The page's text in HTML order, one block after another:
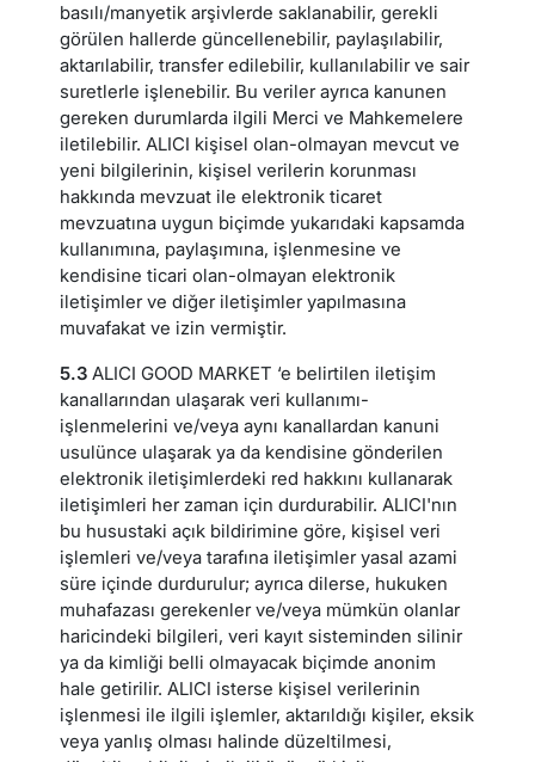
basılı/manyetik arşivlerde saklanabilir, gerekli
görülen hallerde güncellenebilir, paylaşılabilir,
aktarılabilir, transfer edilebilir, kullanılabilir ve sair
suretlerle işlenebilir. Bu veriler ayrıca kanunen
gereken durumlarda ilgili Merci ve Mahkemelere
iletilebilir. ALICI kişisel olan-olmayan mevcut ve
yeni bilgilerinin, kişisel verilerin korunması
hakkında mevzuat ile elektronik ticaret
mevzuatına uygun biçimde yukarıdaki kapsamda
kullanımına, paylaşımına, işlenmesine ve
kendisine ticari olan-olmayan elektronik
iletişimler ve diğer iletişimler yapılmasına
muvafakat ve izin vermiştir.
5.3 ALICI GOOD MARKET ‘e belirtilen iletişim
kanallarından ulaşarak veri kullanımı-
işlenmelerini ve/veya aynı kanallardan kanuni
usulünce ulaşarak ya da kendisine gönderilen
elektronik iletişimlerdeki red hakkını kullanarak
iletişimleri her zaman için durdurabilir. ALICI'nın
bu husustaki açık bildirimine göre, kişisel veri
işlemleri ve/veya tarafına iletişimler yasal azami
süre içinde durdurulur; ayrıca dilerse, hukuken
muhafazası gerekenler ve/veya mümkün olanlar
haricindeki bilgileri, veri kayıt sisteminden silinir
ya da kimliği belli olmayacak biçimde anonim
hale getirilir. ALICI isterse kişisel verilerinin
işlenmesi ile ilgili işlemler, aktarıldığı kişiler, eksik
veya yanlış olması halinde düzeltilmesi,